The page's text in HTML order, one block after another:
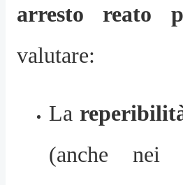
arresto reato
valutare:
La
(anche nei